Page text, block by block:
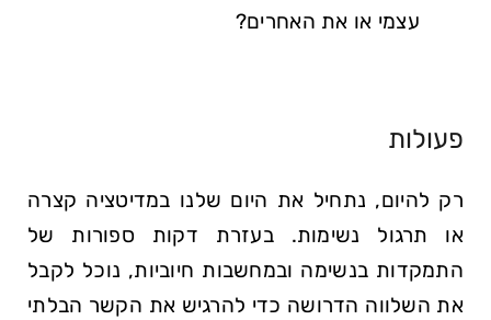
עצמי או את האחרים?
פעולות
רק להיום, נתחיל את היום שלנו במדיטציה קצרה
או תרגול נשימות. בעזרת דקות ספורות של
התמקדות בנשימה ובמחשבות חיוביות, נוכל לקבל
את השלווה הדרושה כדי להרגיש את הקשר הבלתי